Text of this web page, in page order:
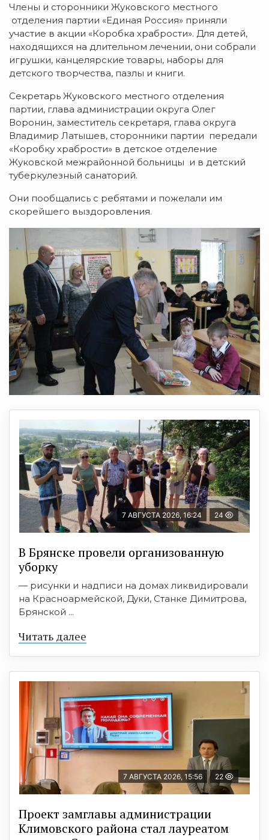
Члены и сторонники Жуковского местного
отделения партии «Единая Россия» приняли
участие в акции «Коробка храбрости». Для детей,
находящихся на длительном лечении, они собрали
игрушки, канцелярские товары, наборы для
детского творчества, пазлы и книги.
Секретарь Жуковского местного отделения
партии, глава администрации округа Олег
Воронин, заместитель секретаря, глава округа
Владимир Латышев, сторонники партии передали
«Коробку храбрости» в детское отделение
Жуковской межрайонной больницы и в детский
туберкулезный санаторий.
Они пообщались с ребятами и пожелали им
скорейшего выздоровления.
7 АВГУСТА 2026, 16:24 24
В Брянске провели организованную
уборку
— рисунки и надписи на домах ликвидировали
на Красноармейской, Дуки, Станке Димитрова,
Брянской ...
Читать далее
7 АВГУСТА 2026, 15:56 22
Проект замглавы администрации
Климовского района стал лауреатом